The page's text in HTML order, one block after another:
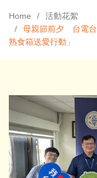
Home
活動花絮
母親節前夕 台電台
熟食箱送愛行動」